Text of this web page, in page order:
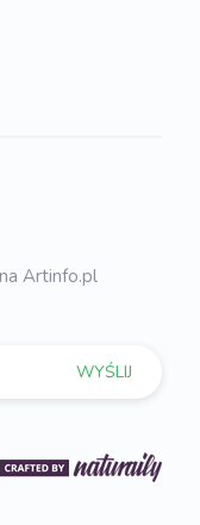
Artinfo.pl
WYŚLIJ